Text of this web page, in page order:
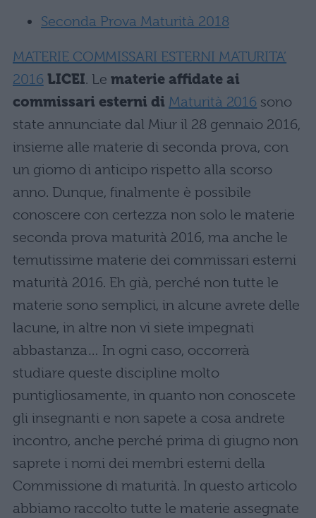
Seconda Prova Maturità 2018
MATERIE COMMISSARI ESTERNI MATURITA’
2016 LICEI. Le materie affidate ai
commissari esterni di Maturità 2016 sono
state annunciate dal Miur il 28 gennaio 2016,
insieme alle materie di seconda prova, con
un giorno di anticipo rispetto alla scorso
anno. Dunque, finalmente è possibile
conoscere con certezza non solo le materie
seconda prova maturità 2016, ma anche le
temutissime materie dei commissari esterni
maturità 2016. Eh già, perché non tutte le
materie sono semplici, in alcune avrete delle
lacune, in altre non vi siete impegnati
abbastanza… In ogni caso, occorrerà
studiare queste discipline molto
puntigliosamente, in quanto non conoscete
gli insegnanti e non sapete a cosa andrete
incontro, anche perché prima di giugno non
saprete i nomi dei membri esterni della
Commissione di maturità. In questo articolo
abbiamo raccolto tutte le materie assegnate